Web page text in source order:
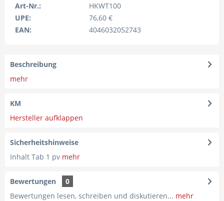
Art-Nr.:
HKWT100
UPE:
76,60 €
EAN:
4046032052743
Beschreibung
mehr
KM
Hersteller aufklappen
Sicherheitshinweise
Inhalt Tab 1 pv mehr
Bewertungen
0
Bewertungen lesen, schreiben und diskutieren... mehr